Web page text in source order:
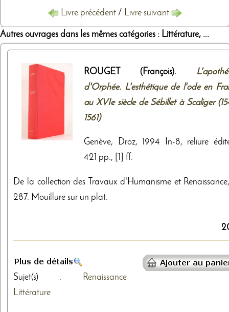
Livre précédent / Livre suivant
Autres ouvrages dans les mêmes catégories : Littérature, ...
ROUGET (François).
d'Orphée. L'esthétique de l'ode en
au XVIe siècle de Sébillet à Scaliger
1561)
Genève, Droz, 1994 In-8, reliure
421 pp., [1] ff.
De la collection des Travaux d'Humanisme et
287. Mouillure sur un plat.
Sujet(s) :
Renaissance
Littérature